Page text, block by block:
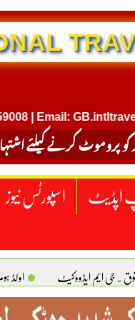
TRAVEL
کو پروموٹ کرنے کیلئے
اپڈیٹ اسپورٹس نیوز
. جی ایم ایڈووکیٹ اولڈ
امریکا یومِ استحصالِ